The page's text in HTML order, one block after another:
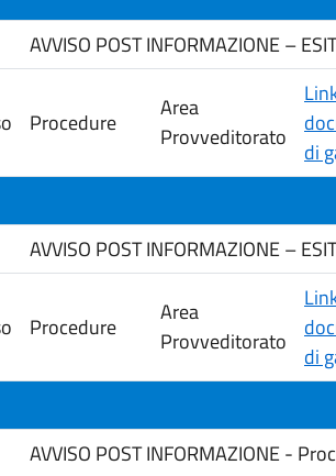
AVVISO POST INFORMAZIONE –
Procedure
Area
Provveditorato
di
AVVISO POST INFORMAZIONE –
Procedure
Area
Provveditorato
di
AVVISO POST INFORMAZIONE -